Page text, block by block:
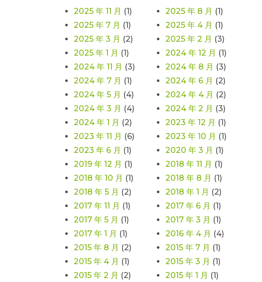
2025 年 11 月 (1) 2025 年 8 月 (1)
2025 年 7 月 (1) 2025 年 4 月 (1)
2025 年 3 月 (2) 2025 年 2 月 (3)
2025 年 1 月 (1) 2024 年 12 月 (1)
2024 年 11 月 (3) 2024 年 8 月 (3)
2024 年 7 月 (1) 2024 年 6 月 (2)
2024 年 5 月 (4) 2024 年 4 月 (2)
2024 年 3 月 (4) 2024 年 2 月 (3)
2024 年 1 月 (2) 2023 年 12 月 (1)
2023 年 11 月 (6) 2023 年 10 月 (1)
2023 年 6 月 (1) 2020 年 3 月 (1)
2019 年 12 月 (1) 2018 年 11 月 (1)
2018 年 10 月 (1) 2018 年 8 月 (1)
2018 年 5 月 (2) 2018 年 1 月 (2)
2017 年 11 月 (1) 2017 年 6 月 (1)
2017 年 5 月 (1) 2017 年 3 月 (1)
2017 年 1 月 (1) 2016 年 4 月 (4)
2015 年 8 月 (2) 2015 年 7 月 (1)
2015 年 4 月 (1) 2015 年 3 月 (1)
2015 年 2 月 (2) 2015 年 1 月 (1)